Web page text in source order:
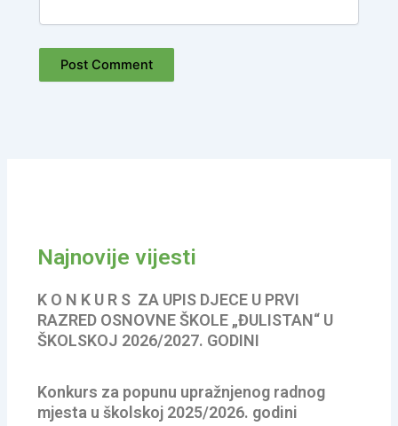
Najnovije vijesti
K O N K U R S ZA UPIS DJECE U PRVI
RAZRED OSNOVNE ŠKOLE „ĐULISTAN“ U
ŠKOLSKOJ 2026/2027. GODINI
Konkurs za popunu upražnjenog radnog
mjesta u školskoj 2025/2026. godini